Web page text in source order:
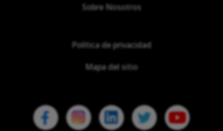
Sobre Nosotros
Política de privacidad
Mapa del sitio